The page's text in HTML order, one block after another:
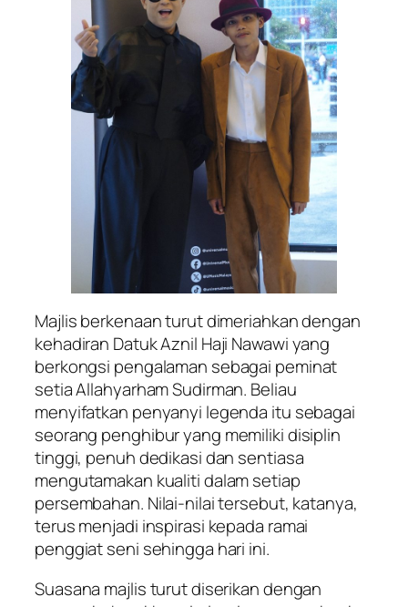
Majlis berkenaan turut dimeriahkan dengan
kehadiran Datuk Aznil Haji Nawawi yang
berkongsi pengalaman sebagai peminat
setia Allahyarham Sudirman. Beliau
menyifatkan penyanyi legenda itu sebagai
seorang penghibur yang memiliki disiplin
tinggi, penuh dedikasi dan sentiasa
mengutamakan kualiti dalam setiap
persembahan. Nilai-nilai tersebut, katanya,
terus menjadi inspirasi kepada ramai
penggiat seni sehingga hari ini.
Suasana majlis turut diserikan dengan